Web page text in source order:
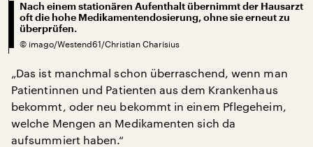
Nach einem stationären Aufenthalt übernimmt der Hausarzt
oft die hohe Medikamentendosierung, ohne sie erneut zu
überprüfen.
© imago/Westend61/Christian Charisius
„Das ist manchmal schon überraschend, wenn man
Patientinnen und Patienten aus dem Krankenhaus
bekommt, oder neu bekommt in einem Pflegeheim,
welche Mengen an Medikamenten sich da
aufsummiert haben.“